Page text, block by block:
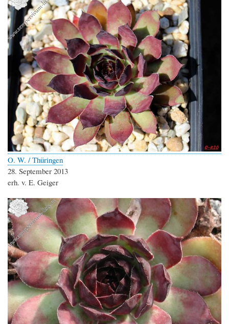
O. W. / Thüringen
28. September 2013
erh. v. E. Geiger